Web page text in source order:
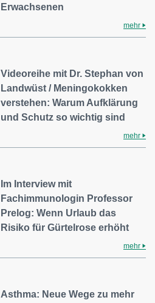
Erwachsenen
mehr
Videoreihe mit Dr. Stephan von
Landwüst / Meningokokken
verstehen: Warum Aufklärung
und Schutz so wichtig sind
mehr
Im Interview mit
Fachimmunologin Professor
Prelog: Wenn Urlaub das
Risiko für Gürtelrose erhöht
mehr
Asthma: Neue Wege zu mehr